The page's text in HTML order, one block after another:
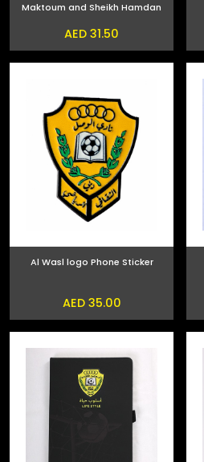
Maktoum and Sheikh Hamdan
Maktoum Phone Sticker
AED 31.50
Al Wasl logo Phone Sticker
AED 35.00